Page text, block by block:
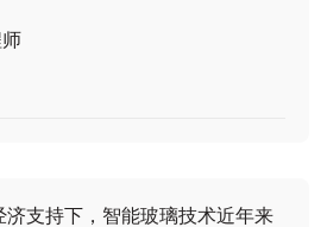
济支持下，智能玻璃技术近年来